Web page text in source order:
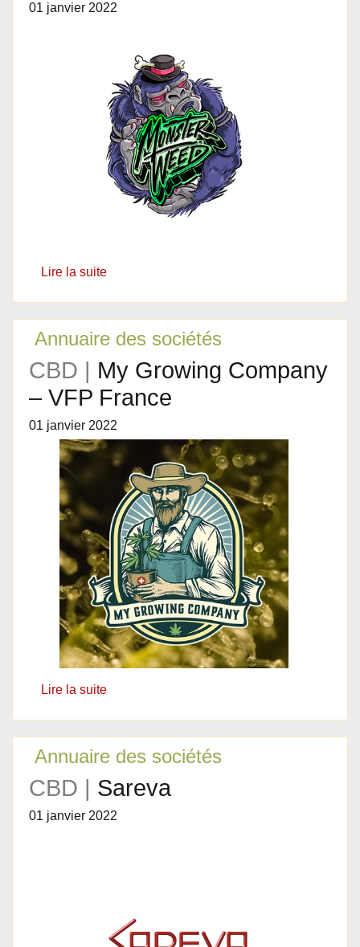
01 janvier 2022
Lire la suite
Annuaire des sociétés
CBD | My Growing Company
– VFP France
01 janvier 2022
Lire la suite
Annuaire des sociétés
CBD | Sareva
01 janvier 2022